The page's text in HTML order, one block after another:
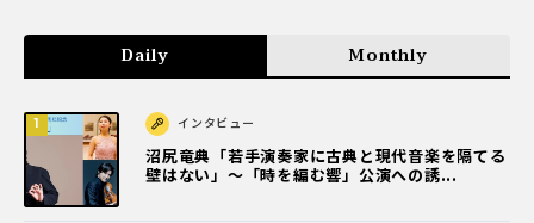
Daily Monthly
インタビュー
沼尻竜典「若手演奏家に古典と現代音楽を隔てる
壁はない」～「時を編む響」公演への誘...